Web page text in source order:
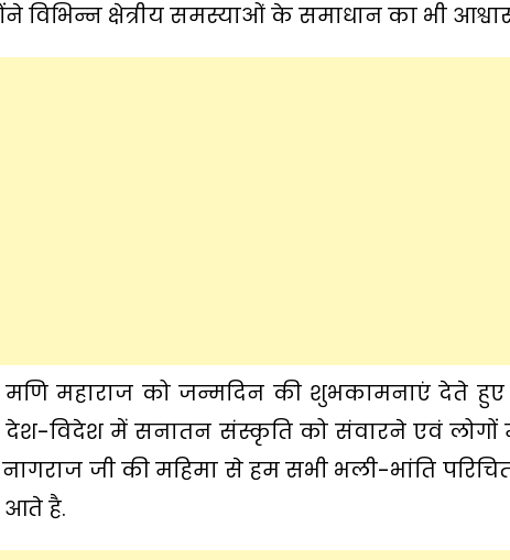
विभिन्न क्षेत्रीय समस्याओं के समाधान का भी
मणि महाराज को जन्मदिन की शुभकामनाएं देते
देश-विदेश में सनातन संस्कृति को संवारने एवं लोगों
नागराज जी की महिमा से हम सभी भली-भांति
आते है.